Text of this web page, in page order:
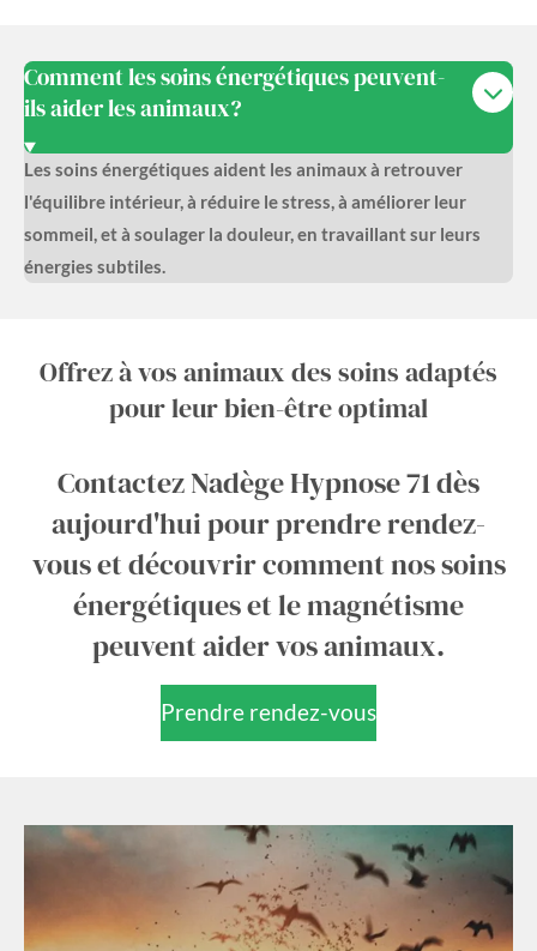
Comment les soins énergétiques peuvent-
ils aider les animaux?
Les soins énergétiques aident les animaux à retrouver
l'équilibre intérieur, à réduire le stress, à améliorer leur
sommeil, et à soulager la douleur, en travaillant sur leurs
énergies subtiles.
Offrez à vos animaux des soins adaptés
pour leur bien-être optimal
Contactez Nadège Hypnose 71 dès
aujourd'hui pour prendre rendez-
vous et découvrir comment nos soins
énergétiques et le magnétisme
peuvent aider vos animaux.
Prendre rendez-vous